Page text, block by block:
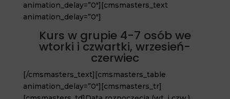
animation_delay=”0″][cmsmasters_text
animation_delay=”0″]
Kurs w grupie 4-7 osób we
wtorki i czwartki, wrzesień-
czerwiec
[/cmsmasters_text][cmsmasters_table
animation_delay=”0″][cmsmasters_tr]